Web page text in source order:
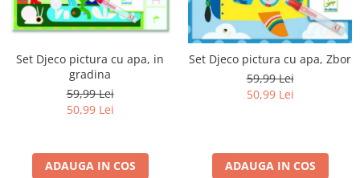
Set Djeco pictura cu apa, in
gradina
59,99 Lei
50,99 Lei
ADAUGA IN COS
Set Djeco pictura cu apa, Zbor
59,99 Lei
50,99 Lei
ADAUGA IN COS